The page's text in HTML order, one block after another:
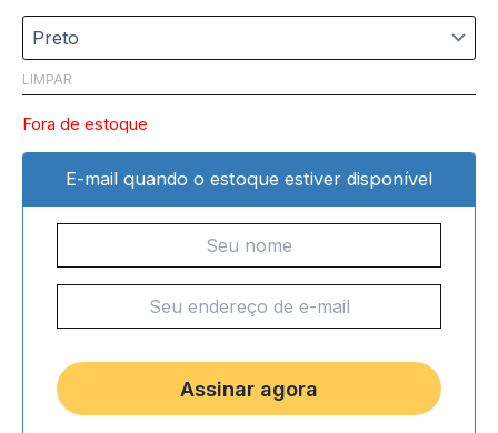
LIMPAR
Fora de estoque
E-mail quando o estoque estiver disponível